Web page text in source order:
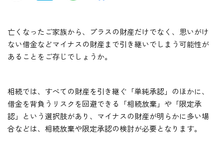
亡くなったご家族から、プラスの財産だけでなく、思いがけ
ない借金などマイナスの財産まで引き継いでしまう可能性が
あることをご存じでしょうか。
相続では、すべての財産を引き継ぐ「単純承認」のほかに、
借金を背負うリスクを回避できる「相続放棄」や「限定承
認」という選択肢があり、マイナスの財産が明らかに多い場
合などは、相続放棄や限定承認の検討が必要となります。